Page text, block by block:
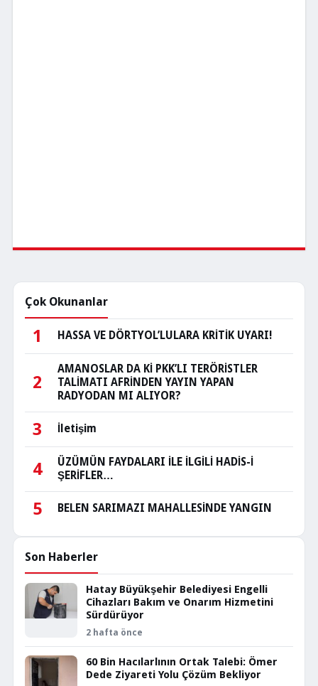
Çok Okunanlar
1 HASSA VE DÖRTYOL’LULARA KRİTİK UYARI!
2
AMANOSLAR DA Kİ PKK’LI TERÖRİSTLER
TALİMATI AFRİNDEN YAYIN YAPAN
RADYODAN MI ALIYOR?
3 İletişim
4
ÜZÜMÜN FAYDALARI İLE İLGİLİ HADİS-İ
ŞERİFLER…
5 BELEN SARIMAZI MAHALLESİNDE YANGIN
Son Haberler
Hatay Büyükşehir Belediyesi Engelli
Cihazları Bakım ve Onarım Hizmetini
Sürdürüyor
2 hafta önce
60 Bin Hacılarlının Ortak Talebi: Ömer
Dede Ziyareti Yolu Çözüm Bekliyor